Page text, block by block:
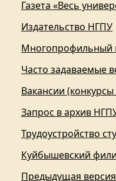
Газета «Весь
Издательство НГПУ
Многопрофильный
Часто задаваемые
Вакансии
Запрос в архив
Трудоустройство
Куйбышевский
Предыдущая версия